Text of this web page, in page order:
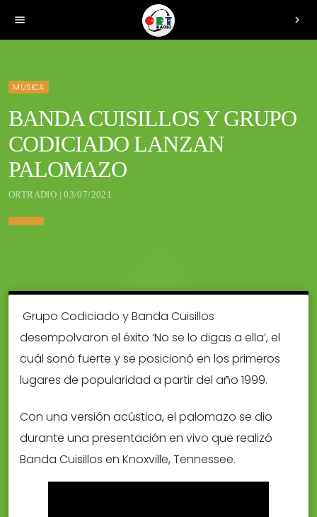
menu chevron_right
MÚSICA
BANDA CUISILLOS Y GRUPO
CODICIADO LANZAN
PALOMAZO
ORTRADIO | 03/07/2021
Grupo Codiciado y Banda Cuisillos
desempolvaron el éxito ‘No se lo digas a ella’, el
cuál sonó fuerte y se posicionó en los primeros
lugares de popularidad a partir del año 1999.
Con una versión acústica, el palomazo se dio
durante una presentación en vivo que realizó
Banda Cuisillos en Knoxville, Tennessee.